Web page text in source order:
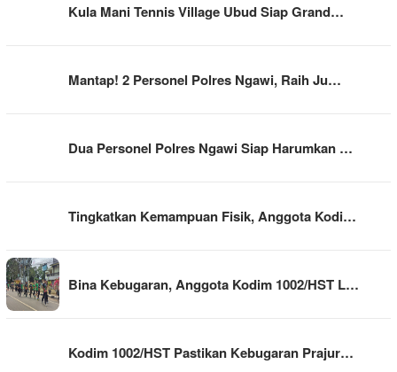
Kula Mani Tennis Village Ubud Siap Grand…
Mantap! 2 Personel Polres Ngawi, Raih Ju…
Dua Personel Polres Ngawi Siap Harumkan …
Tingkatkan Kemampuan Fisik, Anggota Kodi…
Bina Kebugaran, Anggota Kodim 1002/HST L…
Kodim 1002/HST Pastikan Kebugaran Prajur…